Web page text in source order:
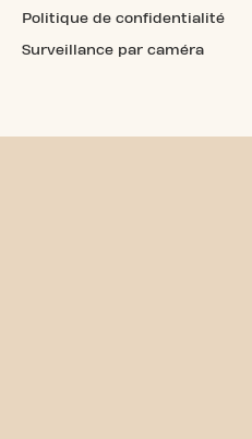
Politique de confidentialité
Surveillance par caméra